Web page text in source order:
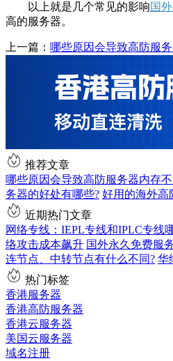
以上就是几个常见的影响国
高的服务器。
上一篇： 哪些原因会导致高防服
推荐文章
哪些原因会导致高防服务器内存
务器的好处有哪些? 好用的海外高
近期热门文章
网络专线：IEPL专线和IPLC专线
络攻击成本飙升 国外永久免费服
连节点、中转节点有什么不同? 华
热门标签
香港服务器
香港高防服务器
香港云服务器
美国云服务器
域名注册